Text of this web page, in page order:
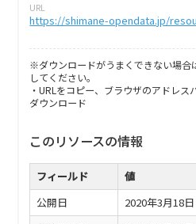
URL
https://shimane-opendata.jp/
※ダウンロードがうまくできない場合
してください。
・URLをコピー、ブラウザのアドレ
ダウンロード
このリソースの情報
フィールド
値
公開日
2020年3月18日